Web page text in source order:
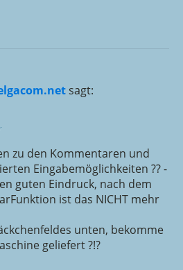
sagt:
zu den Kommentaren und
Eingabemöglichkeiten ?? -
guten Eindruck, nach dem
ist das NICHT mehr
unten, bekomme
geliefert ?!?